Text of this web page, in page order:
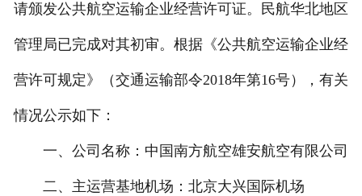
请颁发公共航空运输企业经营许可证。民航华北地区
管理局已完成对其初审。根据《公共航空运输企业经
营许可规定》（交通运输部令2018年第16号），有关
情况公示如下：
一、公司名称：中国南方航空雄安航空有限公司
二、主运营基地机场：北京大兴国际机场